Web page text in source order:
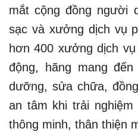
mắt cộng đồng người
sạc và xưởng dịch vụ
hơn 400 xưởng dịch
động, hãng mang
dưỡng, sửa chữa,
an tâm khi trải
thông minh, thân thiện